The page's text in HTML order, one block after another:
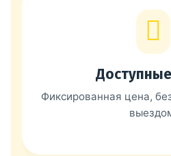
Фиксированная цена,